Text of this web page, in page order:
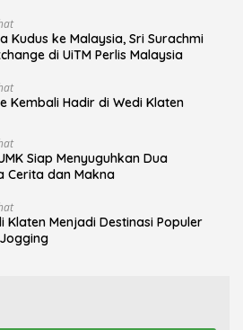
Kudus ke Malaysia, Sri Surachmi
di UiTM Perlis Malaysia
Kembali Hadir di Wedi Klaten
Siap Menyuguhkan Dua
Cerita dan Makna
Klaten Menjadi Destinasi Populer